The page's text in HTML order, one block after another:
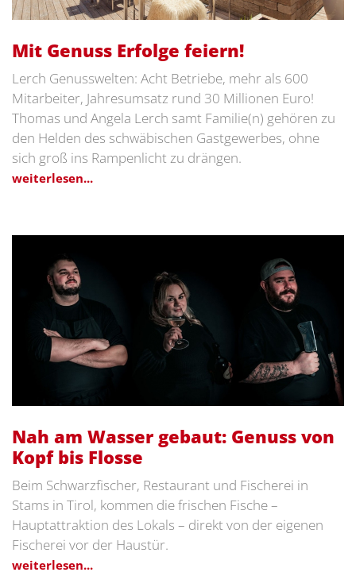
Mit Genuss Erfolge feiern!
Lerch Genusswelten: Acht Betriebe, mehr als 600
Mitarbeiter, Jahresumsatz rund 30 Millionen Euro!
Thomas und Angela Lerch samt Familie(n) gehören zu
den Helden des schwäbischen Gastgewerbes, ohne
sich groß ins Rampenlicht zu drängen.
weiterlesen...
Nah am Wasser gebaut: Genuss von
Kopf bis Flosse
Beim Schwarzfischer, Restaurant und Fischerei in
Stams in Tirol, kommen die frischen Fische –
Hauptattraktion des Lokals – direkt von der eigenen
Fischerei vor der Haustür.
weiterlesen...